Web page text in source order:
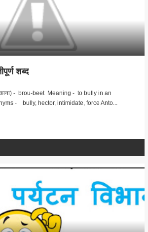
शब्द
- brou-beet Meaning - to bully in an
- bully, hector, intimidate, force Anto...